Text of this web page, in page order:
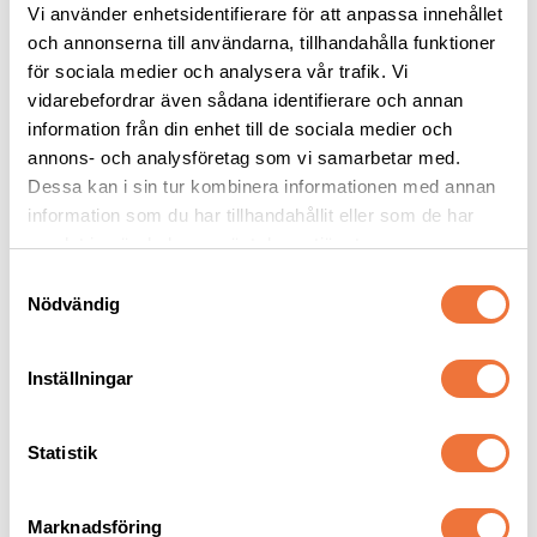
Vi använder enhetsidentifierare för att anpassa innehållet
och annonserna till användarna, tillhandahålla funktioner
för sociala medier och analysera vår trafik. Vi
vidarebefordrar även sådana identifierare och annan
information från din enhet till de sociala medier och
annons- och analysföretag som vi samarbetar med.
Dessa kan i sin tur kombinera informationen med annan
information som du har tillhandahållit eller som de har
samlat in när du har använt deras tjänster.
Nödvändig
Inställningar
Statistik
Marknadsföring
Show Tech
Fingerkondomer
medium 100-pack
Trimfingerskydd
59kr
4Dogs Belöningsgodis
Fasan ca 100 g
49kr